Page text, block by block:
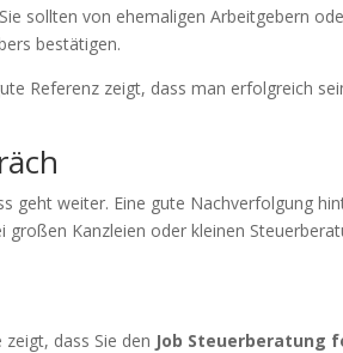
sollten von ehemaligen Arbeitgebern
bestätigen.
Referenz zeigt, dass man erfolgreich
geht weiter. Eine gute Nachverfolgung
großen Kanzleien oder kleinen
dass Sie den Job Steuerberatung